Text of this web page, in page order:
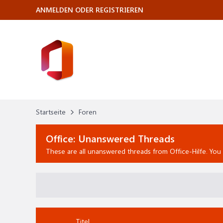
Startseite Foren
Office: Unanswered Threads
These are all unanswered threads from Office-Hilfe.
ANMELDEN ODER REGISTRIEREN